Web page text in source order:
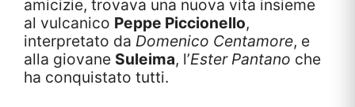
amicizie, trovava una nuova vita insieme
al vulcanico Peppe Piccionello,
interpretato da Domenico Centamore, e
alla giovane Suleima, l’Ester Pantano che
ha conquistato tutti.